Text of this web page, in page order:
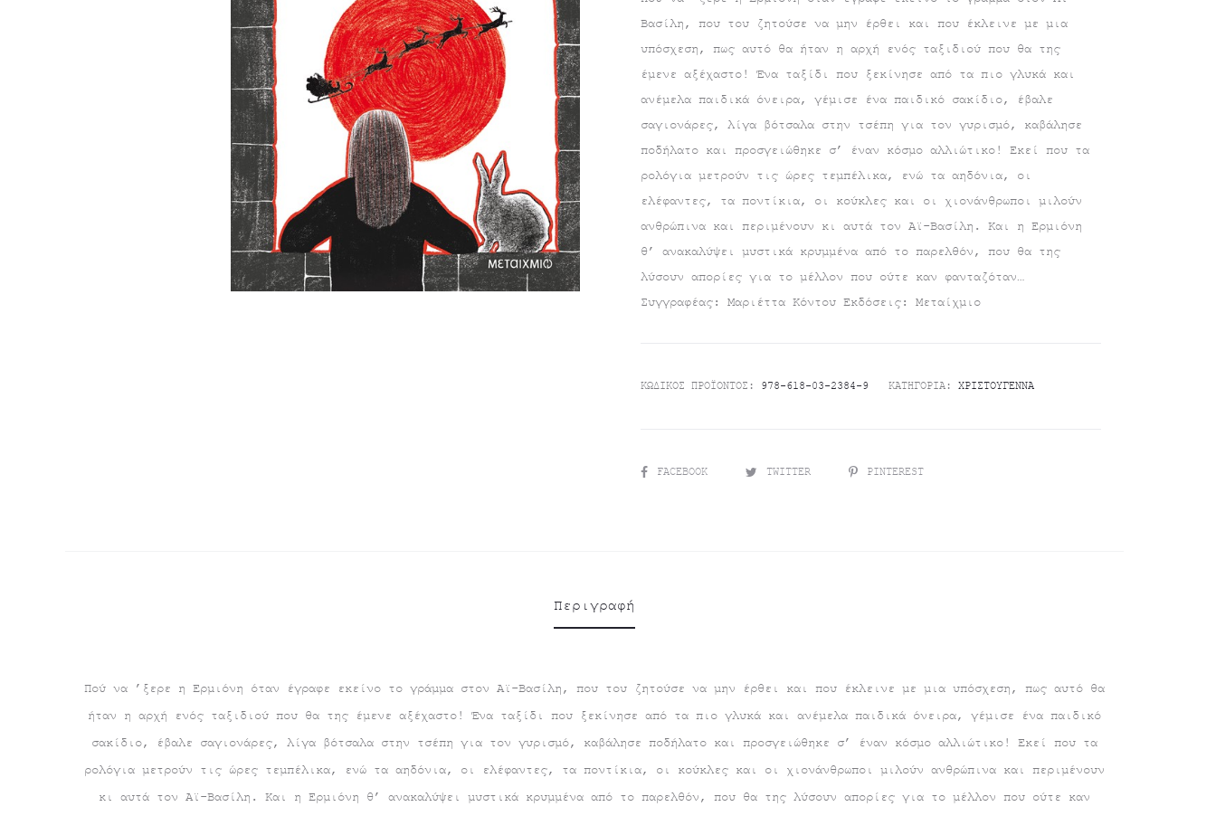
Βασίλη, που του ζητούσε να μην έρθει και που έκλεινε με μια
υπόσχεση, πως αυτό θα ήταν η αρχή ενός ταξιδιού που θα της
έμενε αξέχαστο! Ένα ταξίδι που ξεκίνησε από τα πιο γλυκά και
ανέμελα παιδικά όνειρα, γέμισε ένα παιδικό σακίδιο, έβαλε
σαγιονάρες, λίγα βότσαλα στην τσέπη για τον γυρισμό, καβάλησε
ποδήλατο και προσγειώθηκε σ’ έναν κόσμο αλλιώτικο! Εκεί που τα
ρολόγια μετρούν τις ώρες τεμπέλικα, ενώ τα αηδόνια, οι
ελέφαντες, τα ποντίκια, οι κούκλες και οι χιονάνθρωποι μιλούν
ανθρώπινα και περιμένουν κι αυτά τον Αϊ-Βασίλη. Και η Ερμιόνη
θ’ ανακαλύψει μυστικά κρυμμένα από το παρελθόν, που θα της
λύσουν απορίες για το μέλλον που ούτε καν φανταζόταν…
Συγγραφέας: Μαριέττα Κόντου Εκδόσεις: Μεταίχμιο
was:
€11.00.
είναι:
€9.90.
ΚΩΔΙΚΌΣ ΠΡΟΪΌΝΤΟΣ: 978-618-03-2384-9 ΚΑΤΗΓΟΡΊΑ:ΧΡΙΣΤΟΎΓΕΝΝΑ
SHAREFACEBOOK TWITTER PINTEREST
Περιγραφή
Πού να ’ξερε η Ερμιόνη όταν έγραφε εκείνο το γράμμα στον Αϊ-Βασίλη, που του ζητούσε να μην έρθει και που έκλεινε με μια υπόσχεση, πως αυτό θα
ήταν η αρχή ενός ταξιδιού που θα της έμενε αξέχαστο! Ένα ταξίδι που ξεκίνησε από τα πιο γλυκά και ανέμελα παιδικά όνειρα, γέμισε ένα παιδικό
σακίδιο, έβαλε σαγιονάρες, λίγα βότσαλα στην τσέπη για τον γυρισμό, καβάλησε ποδήλατο και προσγειώθηκε σ’ έναν κόσμο αλλιώτικο! Εκεί που τα
ρολόγια μετρούν τις ώρες τεμπέλικα, ενώ τα αηδόνια, οι ελέφαντες, τα ποντίκια, οι κούκλες και οι χιονάνθρωποι μιλούν ανθρώπινα και περιμένουν
κι αυτά τον Αϊ-Βασίλη. Και η Ερμιόνη θ’ ανακαλύψει μυστικά κρυμμένα από το παρελθόν, που θα της λύσουν απορίες για το μέλλον που ούτε καν